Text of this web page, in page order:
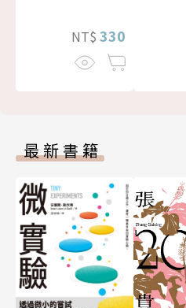
NT$ 330
最新書籍